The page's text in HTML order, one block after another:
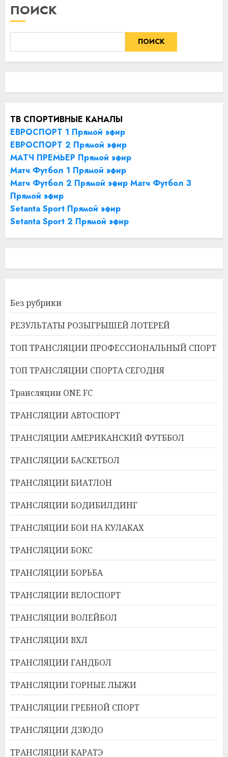
ПОИСК
ПОИСК
ТВ СПОРТИВНЫЕ КАНАЛЫ
ЕВРОСПОРТ 1 Прямой эфир
ЕВРОСПОРТ 2 Прямой эфир
МАТЧ ПРЕМЬЕР Прямой эфир
Матч Футбол 1 Прямой эфир
Матч Футбол 2 Прямой эфир Матч Футбол 3
Прямой эфир
Setanta Sport Прямой эфир
Setanta Sport 2 Прямой эфир
Без рубрики
РЕЗУЛЬТАТЫ РОЗЫГРЫШЕЙ ЛОТЕРЕЙ
ТОП ТРАНСЛЯЦИИ ПРОФЕССИОНАЛЬНЫЙ СПОРТ
ТОП ТРАНСЛЯЦИИ СПОРТА СЕГОДНЯ
Трансляции ONE FC
ТРАНСЛЯЦИИ АВТОСПОРТ
ТРАНСЛЯЦИИ АМЕРИКАНСКИЙ ФУТББОЛ
ТРАНСЛЯЦИИ БАСКЕТБОЛ
ТРАНСЛЯЦИИ БИАТЛОН
ТРАНСЛЯЦИИ БОДИБИЛДИНГ
ТРАНСЛЯЦИИ БОИ НА КУЛАКАХ
ТРАНСЛЯЦИИ БОКС
ТРАНСЛЯЦИИ БОРЬБА
ТРАНСЛЯЦИИ ВЕЛОСПОРТ
ТРАНСЛЯЦИИ ВОЛЕЙБОЛ
ТРАНСЛЯЦИИ ВХЛ
ТРАНСЛЯЦИИ ГАНДБОЛ
ТРАНСЛЯЦИИ ГОРНЫЕ ЛЫЖИ
ТРАНСЛЯЦИИ ГРЕБНОЙ СПОРТ
ТРАНСЛЯЦИИ ДЗЮДО
ТРАНСЛЯЦИИ КАРАТЭ